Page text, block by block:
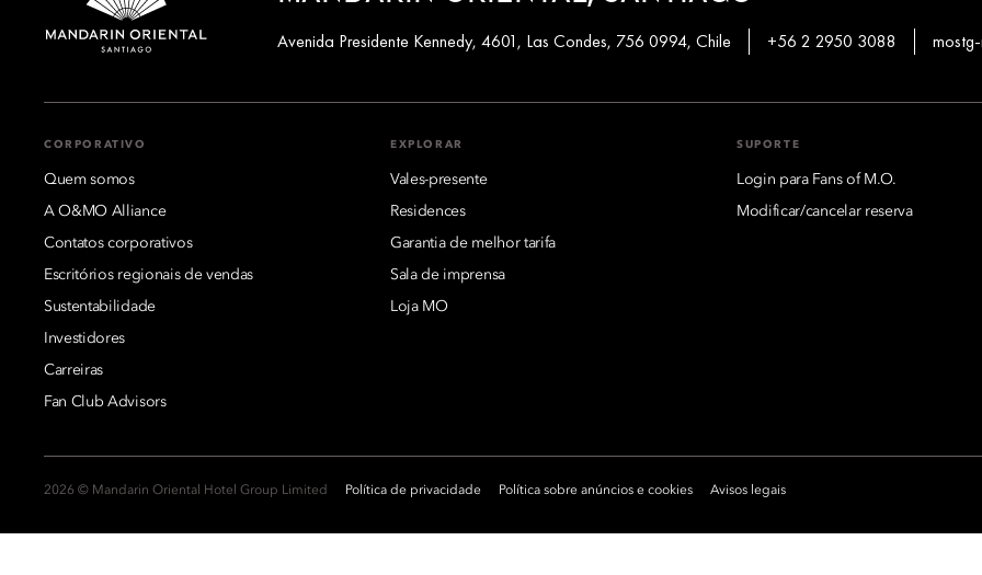
Avenida Presidente Kennedy, 4601, Las Condes, 756 0994, Chile +56 2 2950 3088
CORPORATIVO
Quem somos
A O&MO Alliance
Contatos corporativos
Escritórios regionais de vendas
Sustentabilidade
Investidores
Carreiras
Fan Club Advisors
EXPLORAR
Vales-presente
Residences
Garantia de melhor tarifa
Sala de imprensa
Loja MO
SUPORTE
Login para Fans of M.O.
Modificar/cancelar reserva
2026 © Mandarin Oriental Hotel Group Limited Política de privacidade Política sobre anúncios e cookies Avisos legais